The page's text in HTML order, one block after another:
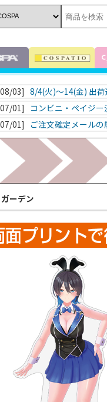
03] 8/4(火)～14(金) 出
01]
コンビニ・ペイジ
01]
ご注文確定メールの
ーデン